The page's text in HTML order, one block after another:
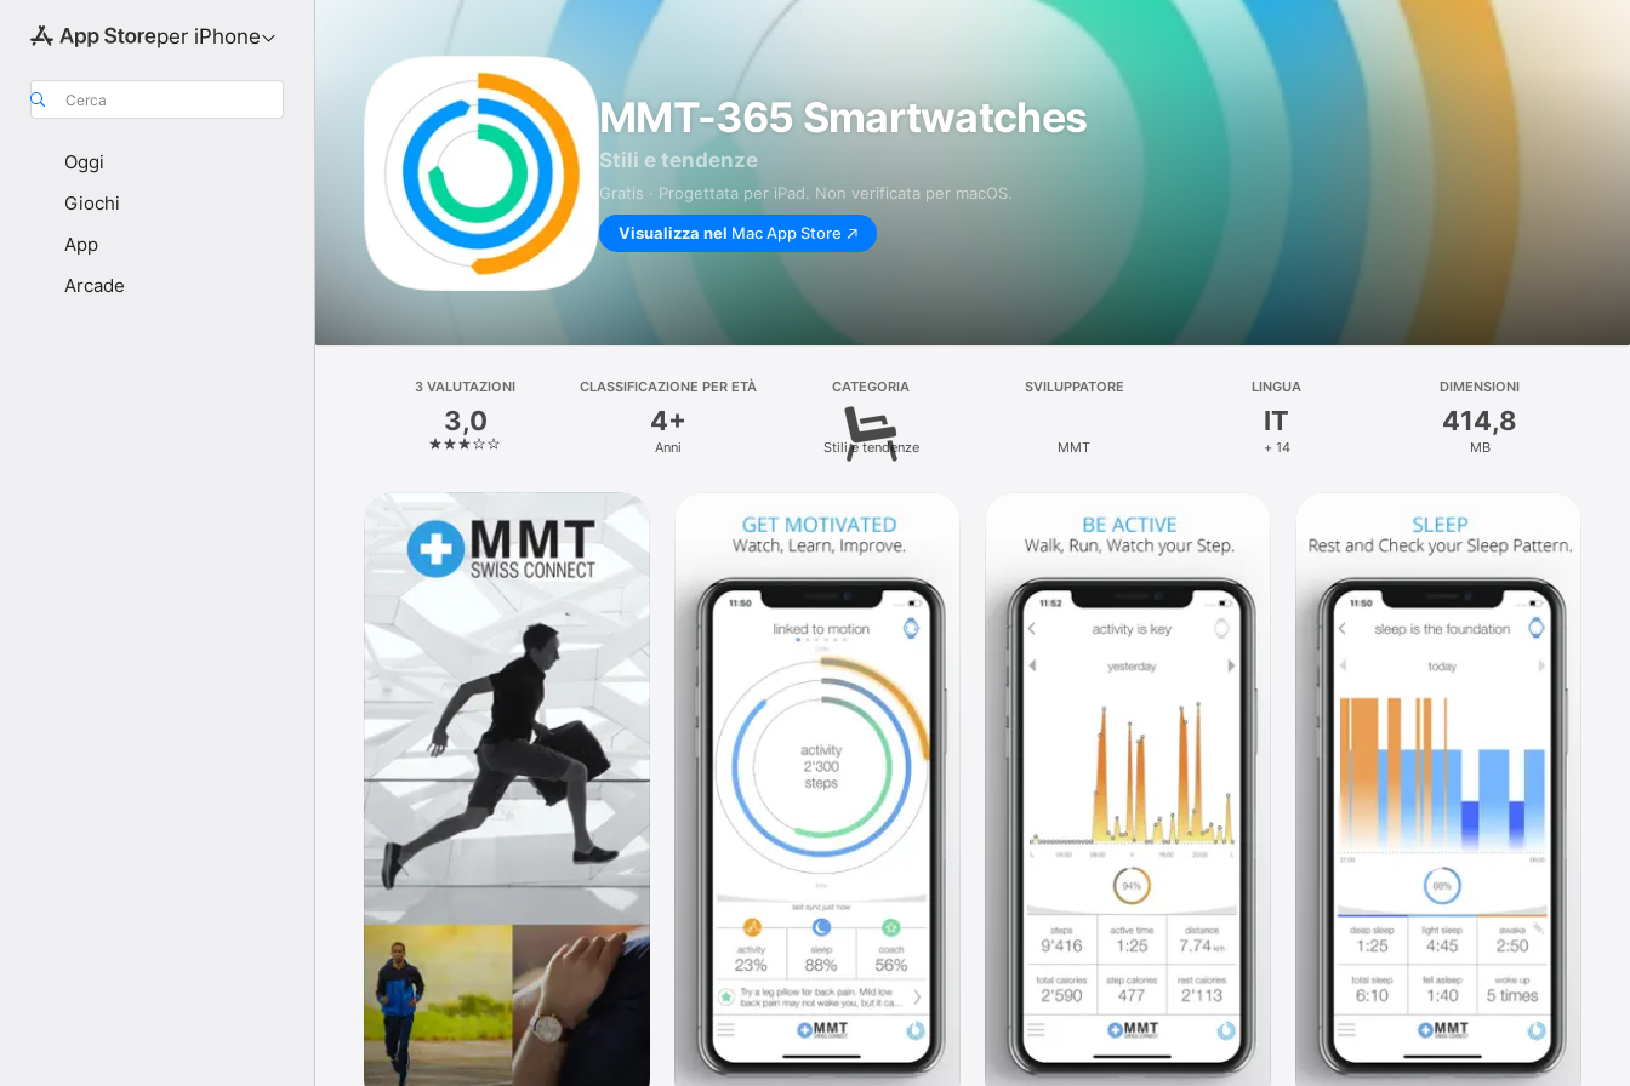
per iPhone
Cerca
Oggi
Giochi
App
Arcade
MMT-365 Smartwatches
Stili e tendenze
Gratis · Progettata per iPad. Non verificata per macOS.
Visualizza nel Mac App Store
3 VALUTAZIONI
3,0
CLASSIFICAZIONE PER ETÀ
4+
Anni
CATEGORIA
Stili e tendenze
SVILUPPATORE
MMT
LINGUA
IT
+ 14
DIMENSIONI
414,8
MB